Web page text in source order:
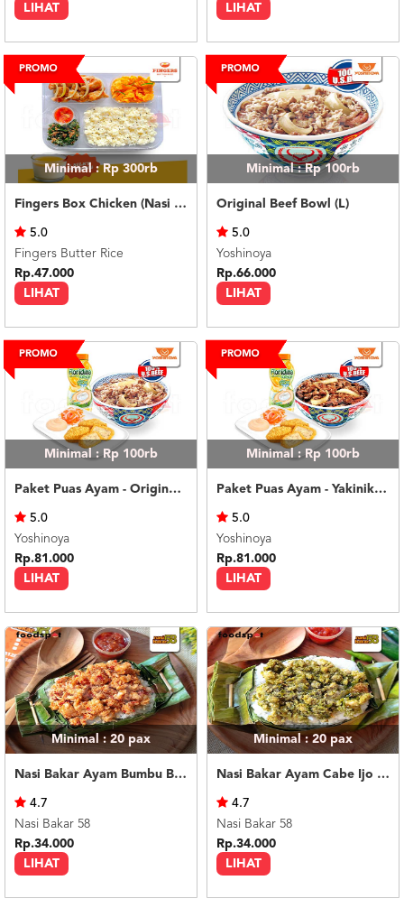
LIHAT LIHAT
Minimal : Rp 300rb
Fingers Box Chicken (Nasi Putih) Silky Pudding
LIHAT
5.0
Fingers Butter Rice
Rp.47.000
Minimal : Rp 100rb
Original Beef Bowl (L)
LIHAT
5.0
Yoshinoya
Rp.66.000
Minimal : Rp 100rb
Paket Puas Ayam - Original Beef Paket Puas (R)
LIHAT
5.0
Yoshinoya
Rp.81.000
Minimal : Rp 100rb
Paket Puas Ayam - Yakiniku Beef Paket Puas (R)
LIHAT
5.0
Yoshinoya
Rp.81.000
Minimal : 20 pax
Nasi Bakar Ayam Bumbu Bali + Kerupuk
LIHAT
4.7
Nasi Bakar 58
Rp.34.000
Minimal : 20pax
Nasi Bakar Ayam Cabe Ijo + Kerupuk
LIHAT
4.7
Nasi Bakar 58
Rp.34.000